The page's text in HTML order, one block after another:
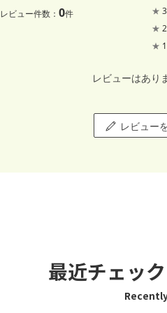
レビュー件数： 0件 ★ 3
★ 2
★ 1
レビューはあり
レビュー
最近チェッ